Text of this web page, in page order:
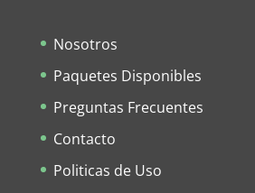
Nosotros
Paquetes Disponibles
Preguntas Frecuentes
Contacto
Politicas de Uso